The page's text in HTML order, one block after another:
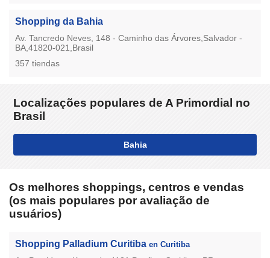
Shopping da Bahia
Av. Tancredo Neves, 148 - Caminho das Árvores,Salvador -
BA,41820-021,Brasil
357 tiendas
Localizações populares de A Primordial no
Brasil
Bahia
Os melhores shoppings, centros e vendas
(os mais populares por avaliação de
usuários)
Shopping Palladium Curitiba en Curitiba